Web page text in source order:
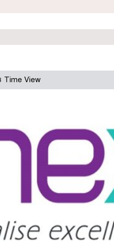
Time View